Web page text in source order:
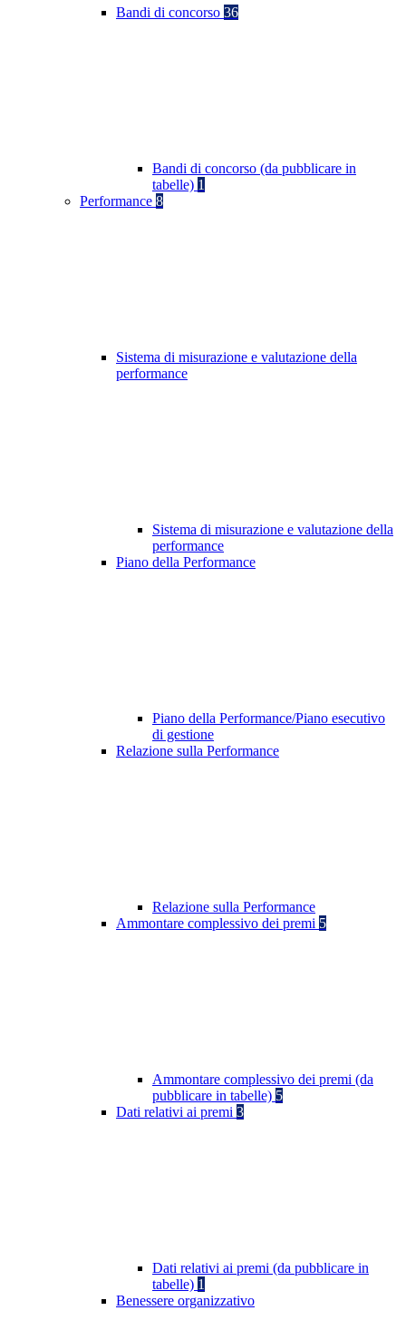
Bandi di concorso 36
Bandi di concorso (da pubblicare in
tabelle) 1
Performance 8
Sistema di misurazione e valutazione della
performance
Sistema di misurazione e valutazione della
performance
Piano della Performance
Piano della Performance/Piano esecutivo
di gestione
Relazione sulla Performance
Relazione sulla Performance
Ammontare complessivo dei premi 5
Ammontare complessivo dei premi (da
pubblicare in tabelle) 5
Dati relativi ai premi 3
Dati relativi ai premi (da pubblicare in
tabelle) 1
Benessere organizzativo